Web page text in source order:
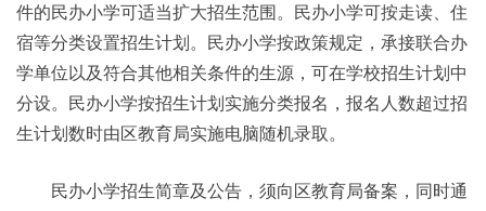
件的民办小学可适当扩大招生范围。民办小学可按走读、住
宿等分类设置招生计划。民办小学按政策规定，承接联合办
学单位以及符合其他相关条件的生源，可在学校招生计划中
分设。民办小学按招生计划实施分类报名，报名人数超过招
生计划数时由区教育局实施电脑随机录取。
民办小学招生简章及公告，须向区教育局备案，同时通